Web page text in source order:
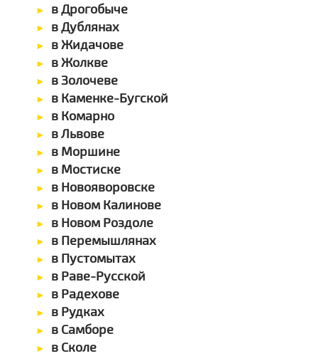
в Дрогобыче
в Дублянах
в Жидачове
в Жолкве
в Золочеве
в Каменке-Бугской
в Комарно
в Львове
в Моршине
в Мостиске
в Новояворовске
в Новом Калинове
в Новом Роздоле
в Перемышлянах
в Пустомытах
в Раве-Русской
в Радехове
в Рудках
в Самборе
в Сколе